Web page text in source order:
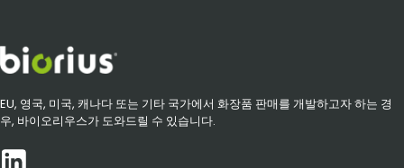
EU, 영국, 미국, 캐나다 또는 기타 국가에서 화장품 판매를 개발하고자 하는 경
우, 바이오리우스가 도와드릴 수 있습니다.